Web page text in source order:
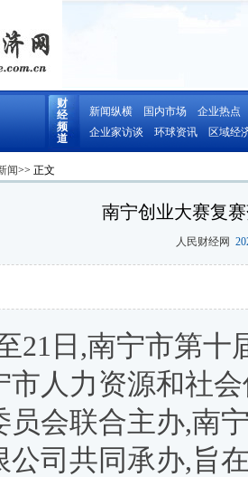
财
经
频
道
新闻纵横 国内市场
企业热点
企业家访谈
环球资讯 区域经
闻>> 正文
南宁创业大赛复
人民财经网
21日,南宁市第
市人力资源和社
员会联合主办,南
公司共同承办,旨